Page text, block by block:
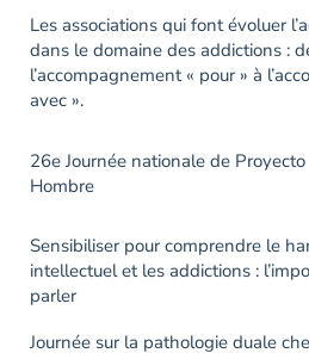
Les associations qui font évoluer
dans le domaine des addictions :
l’accompagnement « pour » à
avec ».
26e Journée nationale de Proyecto
Hombre
Sensibiliser pour comprendre le
intellectuel et les addictions :
parler
Journée sur la pathologie duale